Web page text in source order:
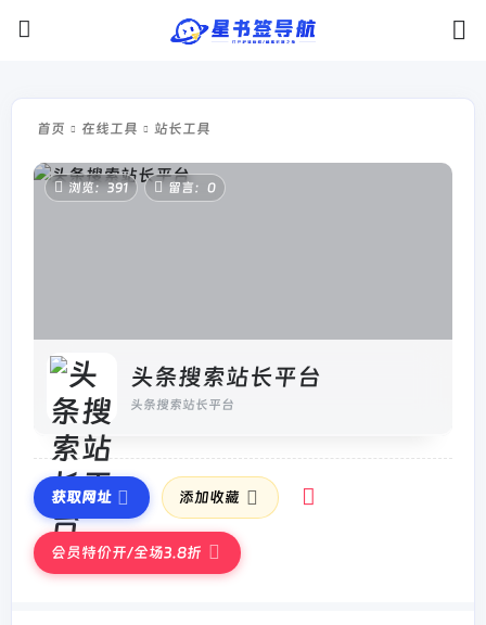
首页 在线工具 站长工具
浏览：391 留言：0
头条搜索站长平台
头条搜索站长平台
获取网址 添加收藏
会员特价开/全场3.8折